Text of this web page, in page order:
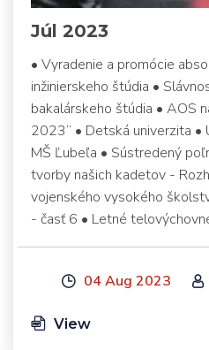
Júl 2023
• Vyradenie a promócie
inžinierskeho štúdia •
bakalárskeho štúdia • AOS
2023“ • Detská univerzita •
MŠ Ľubeľa • Sústredený
tvorby našich kadetov -
vojenského vysokého
- časť 6 • Letné
04 Aug 2023
View